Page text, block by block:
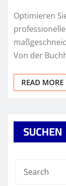
Optimieren
Von der
READ MORE
SUCHEN